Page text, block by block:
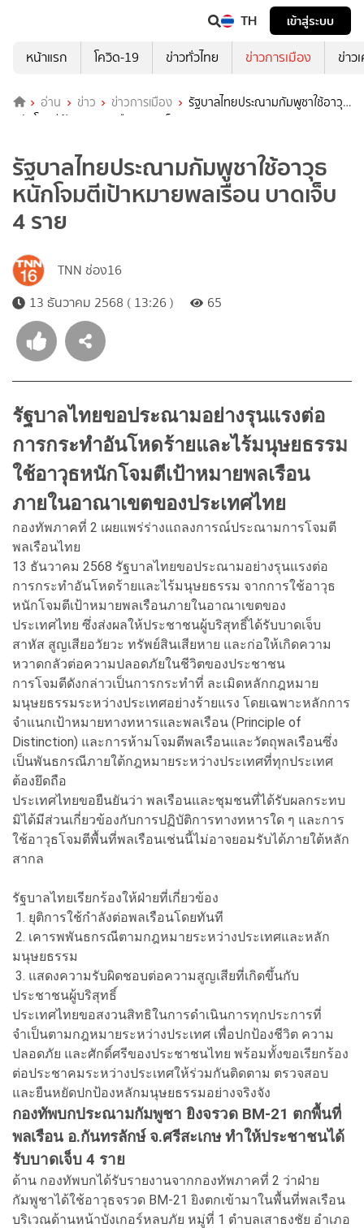
TH
เข้าสู่ระบบ
หน้าแรก
โควิด-19 ข่าวทั่วไทย ข่าวการเมือง ข่าว
อ่าน ข่าว ข่าวการเมือง
รัฐบาลไทยประณามกัมพูชาใช้อาวุธ
หนักโจมตีเป้าหมายพลเรือน บาดเจ็บ 4 ราย
รัฐบาลไทยประณามกัมพูชาใช้อาวุธ
หนักโจมตีเป้าหมายพลเรือน บาดเจ็บ
4 ราย
TNN ช่อง16
13 ธันวาคม 2568 ( 13:26 )
65
รัฐบาลไทยขอประณามอย่างรุนแรงต่อ
การกระทำอันโหดร้ายและไร้มนุษยธรรม
ใช้อาวุธหนักโจมตีเป้าหมายพลเรือน
ภายในอาณาเขตของประเทศไทย
กองทัพภาคที่ 2 เผยแพร่ร่างแถลงการณ์ประณามการโจมตี
พลเรือนไทย
13 ธันวาคม 2568 รัฐบาลไทยขอประณามอย่างรุนแรงต่อ
การกระทำอันโหดร้ายและไร้มนุษยธรรม จากการใช้อาวุธ
หนักโจมตีเป้าหมายพลเรือนภายในอาณาเขตของ
ประเทศไทย ซึ่งส่งผลให้ประชาชนผู้บริสุทธิ์ได้รับบาดเจ็บ
สาหัส สูญเสียอวัยวะ ทรัพย์สินเสียหาย และก่อให้เกิดความ
หวาดกลัวต่อความปลอดภัยในชีวิตของประชาชน
การโจมตีดังกล่าวเป็นการกระทำที่ ละเมิดหลักกฎหมาย
มนุษยธรรมระหว่างประเทศอย่างร้ายแรง โดยเฉพาะหลักการ
จำแนกเป้าหมายทางทหารและพลเรือน (Principle of
Distinction) และการห้ามโจมตีพลเรือนและวัตถุพลเรือนซึ่ง
เป็นพันธกรณีภายใต้กฎหมายระหว่างประเทศที่ทุกประเทศ
ต้องยึดถือ
ประเทศไทยขอยืนยันว่า พลเรือนและชุมชนที่ได้รับผลกระทบ
มิได้มีส่วนเกี่ยวข้องกับการปฏิบัติการทางทหารใด ๆ และการ
ใช้อาวุธโจมตีพื้นที่พลเรือนเช่นนี้ไม่อาจยอมรับได้ภายใต้หลัก
สากล
รัฐบาลไทยเรียกร้องให้ฝ่ายที่เกี่ยวข้อง
1. ยุติการใช้กำลังต่อพลเรือนโดยทันที
2. เคารพพันธกรณีตามกฎหมายระหว่างประเทศและหลัก
มนุษยธรรม
3. แสดงความรับผิดชอบต่อความสูญเสียที่เกิดขึ้นกับ
ประชาชนผู้บริสุทธิ์
ประเทศไทยขอสงวนสิทธิในการดำเนินการทุกประการที่
จำเป็นตามกฎหมายระหว่างประเทศ เพื่อปกป้องชีวิต ความ
ปลอดภัย และศักดิ์ศรีของประชาชนไทย พร้อมทั้งขอเรียกร้อง
ต่อประชาคมระหว่างประเทศให้ร่วมกันติดตาม ตรวจสอบ
และยืนหยัดปกป้องหลักมนุษยธรรมอย่างจริงจัง
กองทัพบกประณามกัมพูชา ยิงจรวด BM-21 ตกพื้นที่
พลเรือน อ.กันทรลักษ์ จ.ศรีสะเกษ ทำให้ประชาชนได้
รับบาดเจ็บ 4 ราย
ด้าน กองทัพบกได้รับรายงานจากกองทัพภาคที่ 2 ว่าฝ่าย
กัมพูชาได้ใช้อาวุธจรวด BM-21 ยิงตกเข้ามาในพื้นที่พลเรือน
บริเวณด้านหน้าบังเกอร์หลบภัย หมู่ที่ 1 ตำบลเสาธงชัย อำเภอ